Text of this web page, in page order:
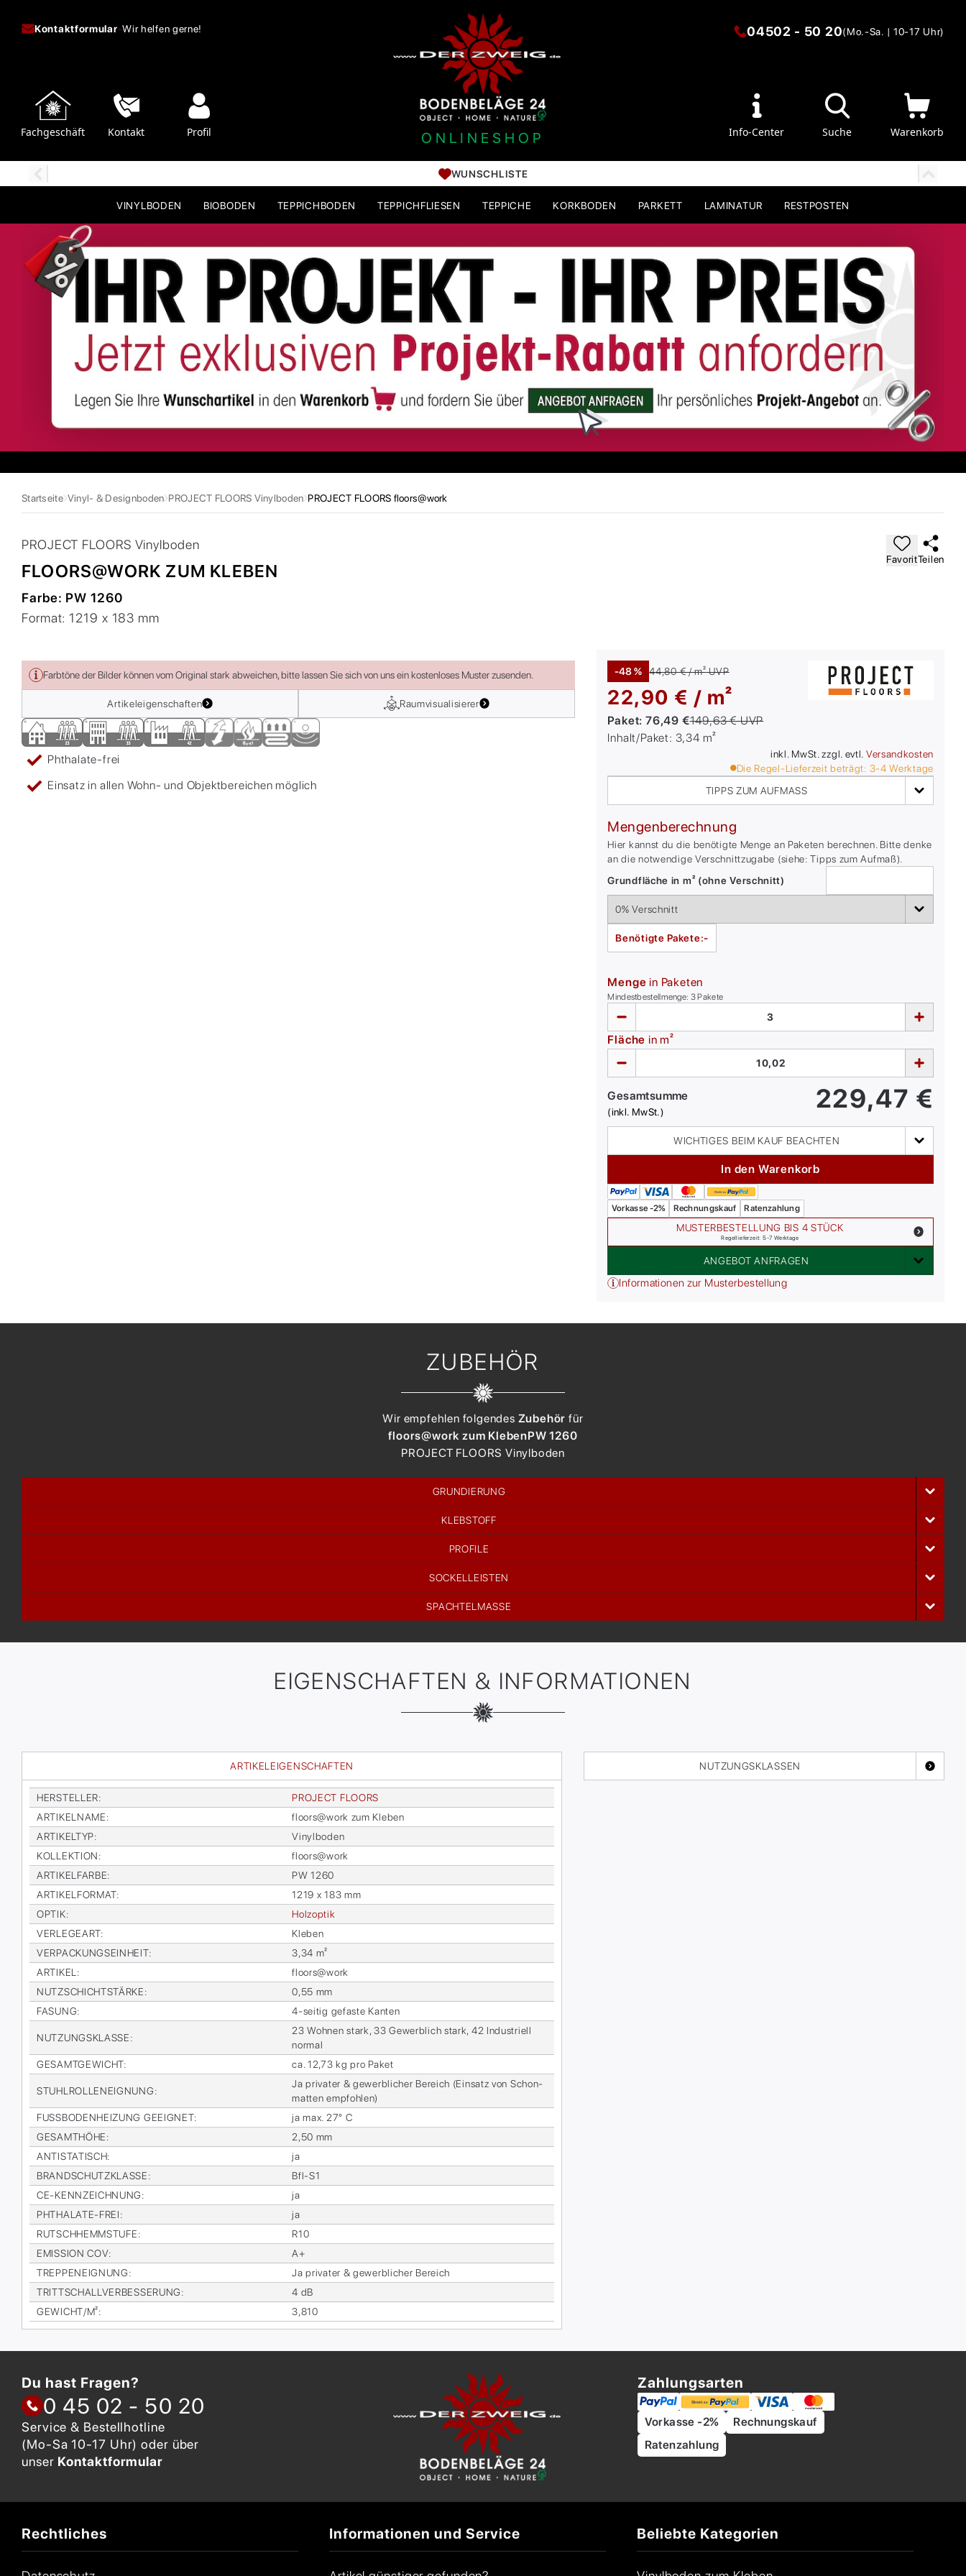
Kontaktformular-Wir helfen gerne!
Fachgeschäft Kontakt Profil ONLINESHOP
04502 - 50 20(Mo.-Sa. | 10-17 Uhr)
Info-Center Suche Warenkorb
WUNSCHLISTE
VINYLBODEN BIOBODEN TEPPICHBODEN TEPPICHFLIESEN TEPPICHE KORKBODEN PARKETT LAMINATUR RESTPOSTEN
Startseite Vinyl- & Designboden PROJECT FLOORS Vinylboden PROJECT FLOORS floors@work
PROJECT FLOORS Vinylboden
FLOORS@WORK ZUM KLEBEN
Farbe: PW 1260
Format:1219 x 183 mm
FavoritTeilen
Farbtöne der Bilder können vom Original stark abweichen, bitte lassen Sie sich von uns ein kostenloses Muster zusenden.
Artikeleigenschaften Raumvisualisierer
Phthalate-frei
Einsatz in allen Wohn- und Objektbereichen möglich
-48 % 44,80 € / m²UVP
22,90 € / m²
Paket: 76,49 €149,63 €UVP
Inhalt/Paket: 3,34 m²
inkl. MwSt. zzgl. evtl. Versandkosten
Die Regel-Lieferzeit beträgt: 3-4 Werktage
TIPPS ZUM AUFMASS
Mengenberechnung
Hier kannst du die benötigte Menge an Paketen berechnen. Bitte denke
an die notwendige Verschnittzugabe (siehe: Tipps zum Aufmaß).
Grundfläche in m² (ohne Verschnitt)
Benötigte Pakete:-
Menge in Paketen
Mindestbestellmenge: 3Pakete
Fläche in m²
Gesamtsumme
(inkl. MwSt.) 229,47 €
WICHTIGES BEIM KAUF BEACHTEN
In den Warenkorb
Vorkasse -2% Rechnungskauf Ratenzahlung
MUSTERBESTELLUNG BIS 4 STÜCK
Regellieferzeit: 5-7 Werktage
ANGEBOT ANFRAGEN
Informationen zur Musterbestellung
ZUBEHÖR
Wir empfehlen folgendes Zubehör für
floors@work zum KlebenPW 1260
PROJECT FLOORS Vinylboden
GRUNDIERUNG
KLEBSTOFF
PROFILE
SOCKELLEISTEN
SPACHTELMASSE
EIGENSCHAFTEN & INFORMATIONEN
ARTIKELEIGENSCHAFTEN
HER­STEL­LER:
PRO­JECT FLOORS
AR­TI­KEL­NA­ME:
floors@work zum Kle­ben
AR­TI­KEL­TYP:
Vi­nyl­bo­den
KOL­LEK­TI­ON:
floors@work
AR­TI­KEL­FAR­BE:
PW 1260
AR­TI­KEL­FOR­MAT:
1219 x 183 mm
OP­TIK:
Holz­op­tik
VER­LE­GE­ART:
Kle­ben
VER­PA­CKUNGS­EIN­HEIT:
3,34 m²
AR­TI­KEL :
floors@work
NUTZ­SCHICHT­STÄR­KE:
0,55 mm
FA­SUNG: 4-sei­tig ge­fas­te Kan­ten
NUT­ZUNGS­KLAS­SE:
23 Woh­nen stark, 33 Ge­werb­lich stark, 42 In­dus­tri­ell
nor­mal
GE­SAMT­GE­WICHT: ca. 12,73 kg pro Pa­ket
STUHL­ROL­LEN­EIG­NUNG:
Ja pri­va­ter & ge­werb­li­cher Be­reich (Ein­satz von Schon­
mat­ten emp­foh­len)
FUSS­BO­DEN­HEI­ZUNG GE­EIG­NET:
ja max. 27° C
GE­SAMT­HÖ­HE:
2,50 mm
AN­TI­STA­TISCH:
ja
BRAND­SCHUTZ­KLAS­SE:
Bfl-S1
CE-KENN­ZEICH­NUNG:
ja
PHTHA­LA­TE-FREI:
ja
RUTSCH­HEMM­STU­FE:
R10
EMIS­SI­ON COV:
A+
TREP­PEN­EIG­NUNG:
Ja pri­va­ter & ge­werb­li­cher Be­reich
TRITT­SCHALL­VER­BES­SE­RUNG:
4 dB
GE­WICHT/M²: 3,810
NUTZUNGSKLASSEN
Du hast Fragen?
0 45 02 - 50 20
Service & Bestellhotline
(Mo-Sa 10-17 Uhr) oder über
unser Kontaktformular
Zahlungsarten
Vorkasse -2%
Rechnungskauf
Ratenzahlung
Rechtliches Informationen und Service Beliebte Kategorien